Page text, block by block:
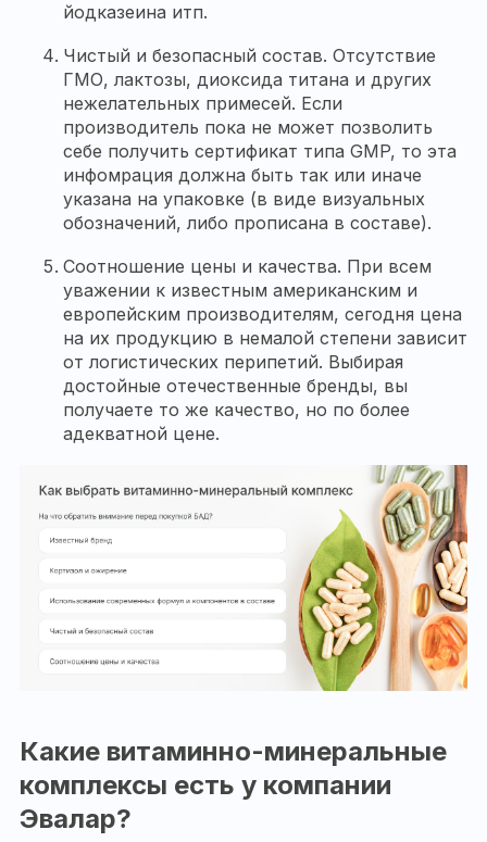
йодказеина итп.
Чистый и безопасный состав. Отсутствие
ГМО, лактозы, диоксида титана и других
нежелательных примесей. Если
производитель пока не может позволить
себе получить сертификат типа GMP, то эта
инфомрация должна быть так или иначе
указана на упаковке (в виде визуальных
обозначений, либо прописана в составе).
Соотношение цены и качества. При всем
уважении к известным американским и
европейским производителям, сегодня цена
на их продукцию в немалой степени зависит
от логистических перипетий. Выбирая
достойные отечественные бренды, вы
получаете то же качество, но по более
адекватной цене.
Какие витаминно-минеральные
комплексы есть у компании
Эвалар?